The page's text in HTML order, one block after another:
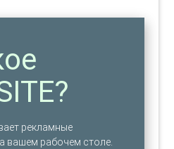
рекламные
вашем рабочем столе.